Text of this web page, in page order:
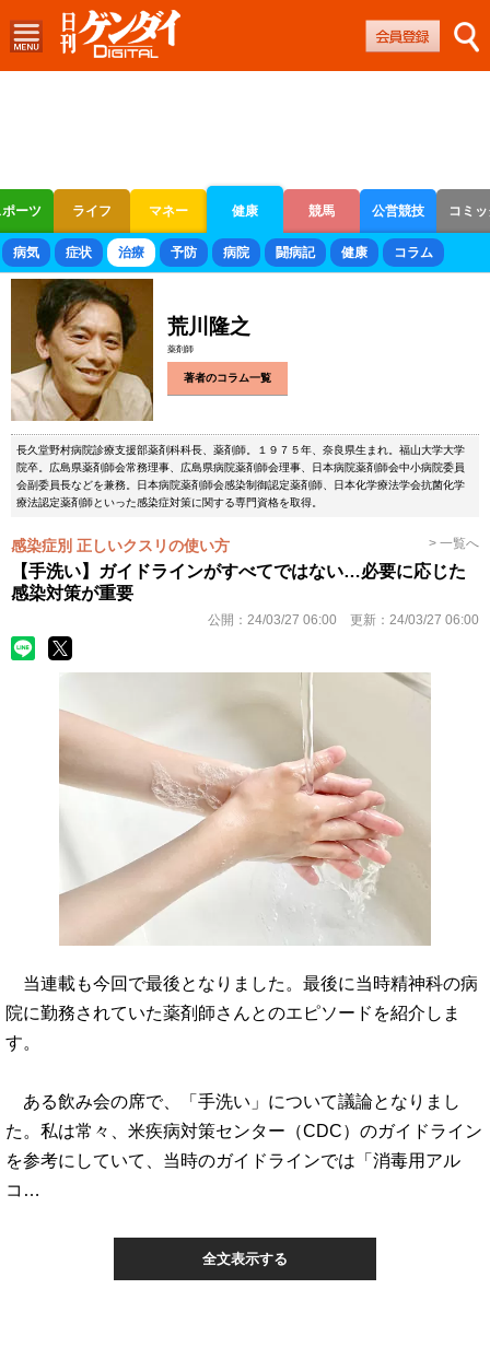
ーツ ライフ マネー 健康 競馬 公営競技 コミ
ボートレース 競輪 オートレース
病気 症状 治療 予防 病院 闘病記 健康 コラム
荒川隆之
薬剤師
著者のコラム一覧
長久堂野村病院診療支援部薬剤科科長、薬剤師。１９７５年、奈良県生まれ。福山大学大学
院卒。広島県薬剤師会常務理事、広島県病院薬剤師会理事、日本病院薬剤師会中小病院委員
会副委員長などを兼務。日本病院薬剤師会感染制御認定薬剤師、日本化学療法学会抗菌化学
療法認定薬剤師といった感染症対策に関する専門資格を取得。
感染症別 正しいクスリの使い方 > 一覧へ
【手洗い】ガイドラインがすべてではない…必要に応じた
感染対策が重要
公開： 24/03/27 06:00 更新： 24/03/27 06:00
当連載も今回で最後となりました。最後に当時精神科の病
院に勤務されていた薬剤師さんとのエピソードを紹介しま
す。
ある飲み会の席で、「手洗い」について議論となりまし
た。私は常々、米疾病対策センター（CDC）のガイドライン
を参考にしていて、当時のガイドラインでは「消毒用アル
コ…
全文表示する